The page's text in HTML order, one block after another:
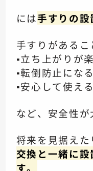
には手すりの設
手すりがあるこ
▪️立ち上がりが
▪️転倒防止になる
▪️安心して使える
など、安全性が
将来を見据え
交換と一緒に
す。